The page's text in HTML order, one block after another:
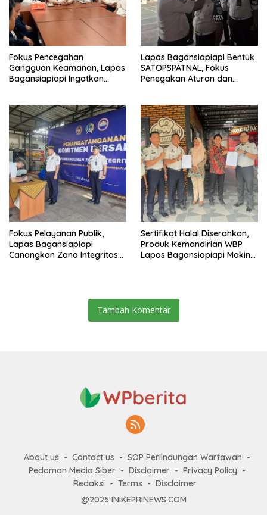
Fokus Pencegahan
Gangguan Keamanan, Lapas
Bagansiapiapi Ingatkan
Lapas Bagansiapiapi Bentuk
SATOPSPATNAL, Fokus
Penegakan Aturan dan
Fokus Pelayanan Publik,
Lapas Bagansiapiapi
Canangkan Zona Integritas
Sertifikat Halal Diserahkan,
Produk Kemandirian WBP
Lapas Bagansiapiapi Makin
Tambah Komentar
About us Contact us
SOP Perlindungan Wartawan
Pedoman Media Siber
Disclaimer
Privacy Policy
Redaksi
Terms
Disclaimer
@2025 INIKEPRINEWS.COM